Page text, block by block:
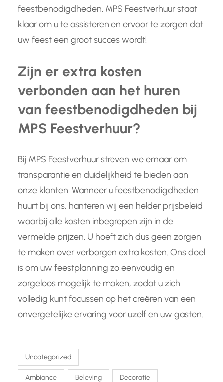
feestbenodigdheden. MPS Feestverhuur staat
klaar om u te assisteren en ervoor te zorgen dat
uw feest een groot succes wordt!
Zijn er extra kosten
verbonden aan het huren
van feestbenodigdheden bij
MPS Feestverhuur?
Bij MPS Feestverhuur streven we ernaar om
transparantie en duidelijkheid te bieden aan
onze klanten. Wanneer u feestbenodigdheden
huurt bij ons, hanteren wij een helder prijsbeleid
waarbij alle kosten inbegrepen zijn in de
vermelde prijzen. U hoeft zich dus geen zorgen
te maken over verborgen extra kosten. Ons doel
is om uw feestplanning zo eenvoudig en
zorgeloos mogelijk te maken, zodat u zich
volledig kunt focussen op het creëren van een
onvergetelijke ervaring voor uzelf en uw gasten.
Uncategorized
Ambiance Beleving Decoratie